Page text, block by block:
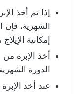
الشهرية، فإن
إمكانية
أخذ الإبرة
الدورة
عند أخذ